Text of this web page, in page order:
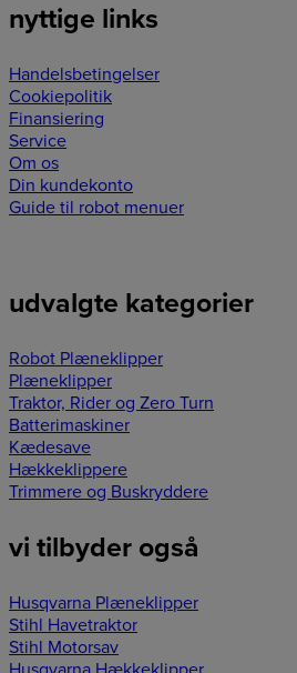
nyttige links
Handelsbetingelser
Cookiepolitik
Finansiering
Service
Om os
Din kundekonto
Guide til robot menuer
udvalgte kategorier
Robot Plæneklipper
Plæneklipper
Traktor, Rider og Zero Turn
Batterimaskiner
Kædesave
Hækkeklippere
Trimmere og Buskryddere
vi tilbyder også
Husqvarna Plæneklipper
Stihl Havetraktor
Stihl Motorsav